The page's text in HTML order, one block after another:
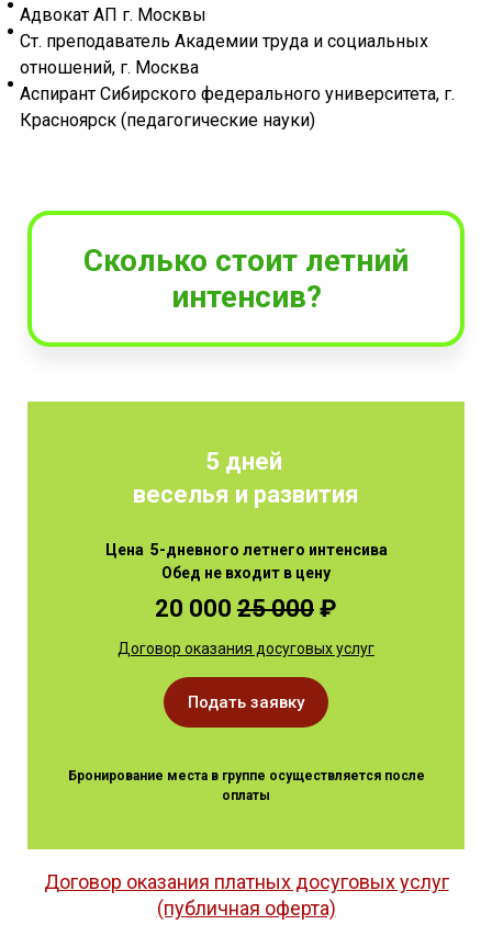
Адвокат АП г. Москвы
Ст. преподаватель Академии труда и социальных
отношений, г. Москва
Аспирант Сибирского федерального университета, г.
Красноярск (педагогические науки)
Сколько стоит летний
интенсив?
5 дней
веселья и развития
Цена 5-дневного летнего интенсива
Обед не входит в цену
20 000 25 000 ₽
Договор оказания досуговых услуг
Подать заявку
Бронирование места в группе осуществляется после
оплаты
Договор оказания платных досуговых услуг
(публичная оферта)